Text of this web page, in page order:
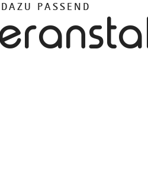
DAZU PASSEND